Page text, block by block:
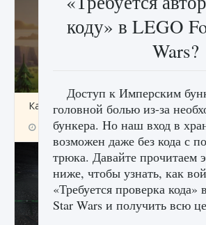
Как заработать медали лиги Clash
9 августа 2024 2 599 0
коду» в LEGO
Wars?
Доступ к Имперским
головной болью из-за
бункера. Но наш вход в
возможен даже без кода с
трюка. Давайте прочитаем
ниже, чтобы узнать, как
«Требуется проверка
Star Wars и получить всю